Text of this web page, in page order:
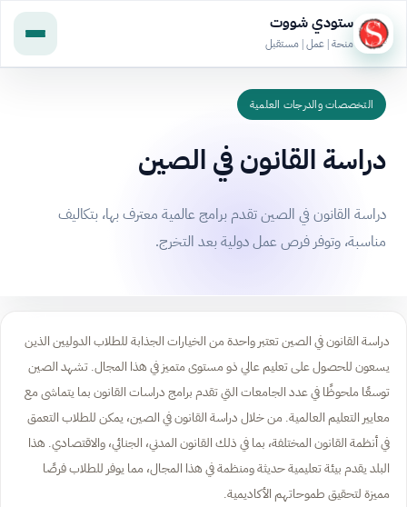
ستودي شووت
منحة | عمل | مستقبل
التخصصات والدرجات العلمية
دراسة القانون في الصين
دراسة القانون في الصين تقدم برامج عالمية معترف بها، بتكاليف
مناسبة، وتوفر فرص عمل دولية بعد التخرج.
دراسة القانون في الصين تعتبر واحدة من الخيارات الجذابة للطلاب الدوليين الذين
يسعون للحصول على تعليم عالي ذو مستوى متميز في هذا المجال. تشهد الصين
توسعًا ملحوظًا في عدد الجامعات التي تقدم برامج دراسات القانون بما يتماشى مع
معايير التعليم العالمية. من خلال دراسة القانون في الصين، يمكن للطلاب التعمق
في أنظمة القانون المختلفة، بما في ذلك القانون المدني، الجنائي، والاقتصادي. هذا
البلد يقدم بيئة تعليمية حديثة ومنظمة في هذا المجال، مما يوفر للطلاب فرصًا
مميزة لتحقيق طموحاتهم الأكاديمية.